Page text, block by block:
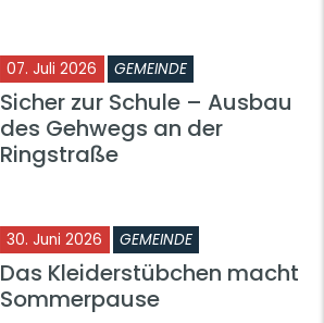
07. Juli 2026 GEMEINDE
Sicher zur Schule – Ausbau
des Gehwegs an der
Ringstraße
30. Juni 2026 GEMEINDE
Das Kleiderstübchen macht
Sommerpause